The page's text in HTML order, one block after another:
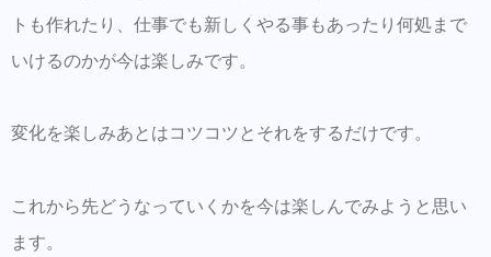
トも作れたり、仕事でも新しくやる事もあったり何処まで
いけるのかが今は楽しみです。
変化を楽しみあとはコツコツとそれをするだけです。
これから先どうなっていくかを今は楽しんでみようと思い
ます。